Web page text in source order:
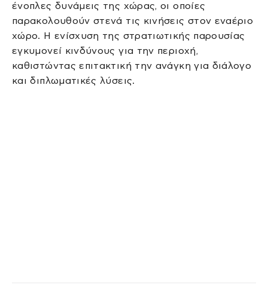
ένοπλες δυνάμεις της χώρας, οι οποίες
παρακολουθούν στενά τις κινήσεις στον εναέριο
χώρο. Η ενίσχυση της στρατιωτικής παρουσίας
εγκυμονεί κινδύνους για την περιοχή,
καθιστώντας επιτακτική την ανάγκη για διάλογο
και διπλωματικές λύσεις.